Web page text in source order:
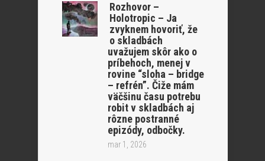
Rozhovor –
Holotropic – Ja
zvyknem hovoriť, že
o skladbách
uvažujem skôr ako o
príbehoch, menej v
rovine “sloha – bridge
– refrén”. Čiže mám
väčšinu času potrebu
robit v skladbách aj
rôzne postranné
epizódy, odbočky.
mar 1, 2026